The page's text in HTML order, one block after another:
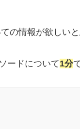
の情報が欲しい
ードについて1分